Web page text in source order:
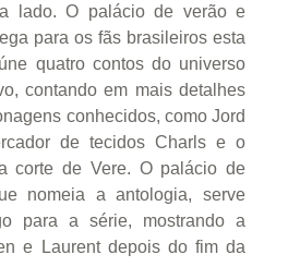
lado. O palácio de verão e
para os fãs brasileiros esta
quatro contos do universo
contando em mais detalhes
conhecidos, como Jord
de tecidos Charls e o
corte de Vere. O palácio de
nomeia a antologia, serve
para a série, mostrando a
e Laurent depois do fim da